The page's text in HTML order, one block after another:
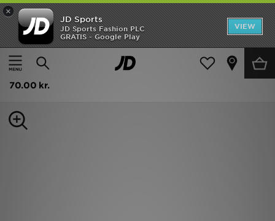
×
JD Sports
JD Sports Fashion PLC
GRATIS - Google Play
VIEW
Hjem
Herrer Herretilbehør Sokker
McKenzie 3-pak korte sokker
70.00 kr.
Hjem
Udsalg
Damer